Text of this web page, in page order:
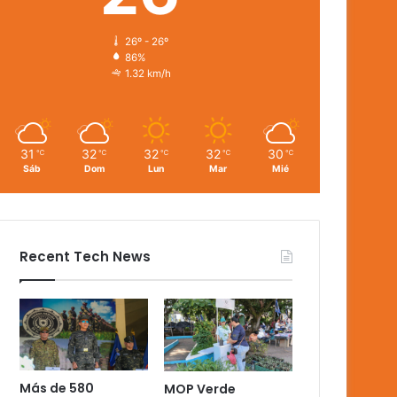
26º - 26º
86%
1.32 km/h
31 ℃
Sáb
32 ℃
Dom
32 ℃
Lun
32 ℃
Mar
30 ℃
Mié
Recent Tech News
Más de 580
MOP Verde